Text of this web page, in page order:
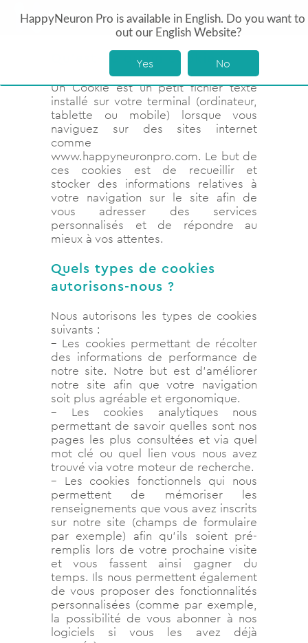
Qu’est-ce qu’un cookie ?
Un Cookie est un petit fichier texte
installé sur votre terminal (ordinateur,
tablette ou mobile) lorsque vous
naviguez sur des sites internet
comme
www.happyneuronpro.com. Le but de
ces cookies est de recueillir et
stocker des informations relatives à
votre navigation sur le site afin de
vous adresser des services
personnalisés et de répondre au
mieux à vos attentes.
Quels types de cookies
autorisons-nous ?
Nous autorisons les types de cookies
suivants :
– Les cookies permettant de récolter
des informations de performance de
notre site. Notre but est d’améliorer
notre site afin que votre navigation
soit plus agréable et ergonomique.
– Les cookies analytiques nous
permettant de savoir quelles sont nos
pages les plus consultées et via quel
mot clé ou quel lien vous nous avez
trouvé via votre moteur de recherche.
– Les cookies fonctionnels qui nous
permettent de mémoriser les
renseignements que vous avez inscrits
sur notre site (champs de formulaire
par exemple) afin qu’ils soient pré-
remplis lors de votre prochaine visite
et vous fassent ainsi gagner du
temps. Ils nous permettent également
de vous proposer des fonctionnalités
personnalisées (comme par exemple,
la possibilité de vous abonner à nos
logiciels si vous les avez déjà
HappyNeuron Pro is available in English. Do you want to
out our English Website?
Yes No